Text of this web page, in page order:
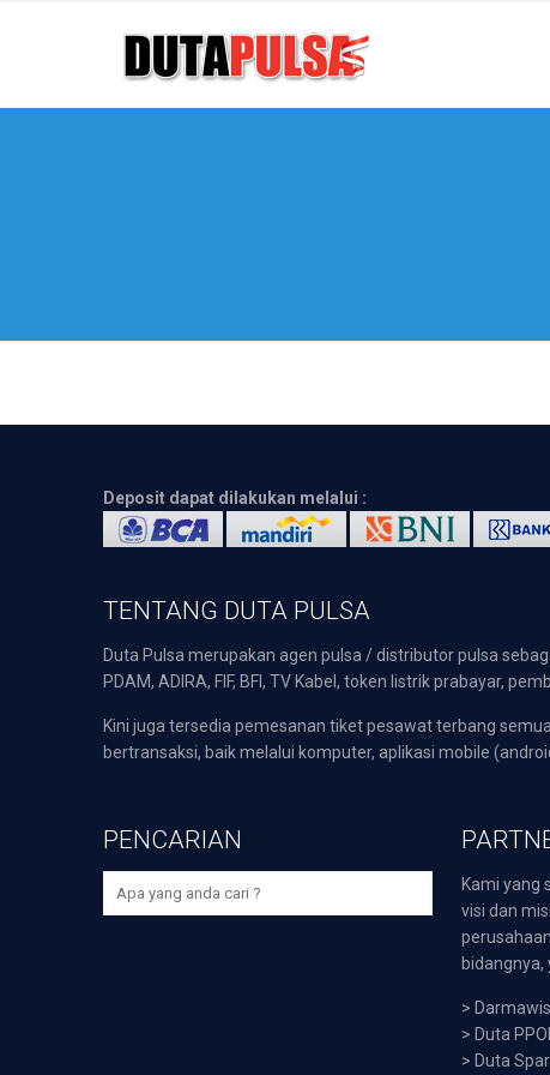
Deposit dapat dilakukan melalui :
TENTANG DUTA PULSA
Duta Pulsa merupakan agen pulsa / distributor pulsa
PDAM, ADIRA, FIF, BFI, TV Kabel, token listrik prabayar,
Kini juga tersedia pemesanan tiket pesawat terbang
bertransaksi, baik melalui komputer, aplikasi mobile
PENCARIAN
Kami yang
visi dan
bidangnya,
>
> Duta
> Duta